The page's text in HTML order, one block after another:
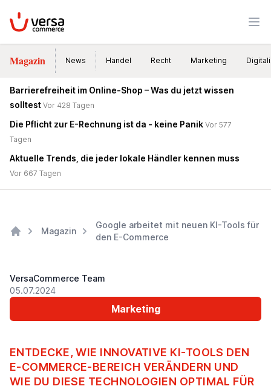
VersaCommerce
Magazin News Handel Recht Marketing
Barrierefreiheit im Online-Shop – Was du jetzt wissen
solltest Vor 428 Tagen
Die Pflicht zur E-Rechnung ist da - keine Panik Vor 577
Tagen
Aktuelle Trends, die jeder lokale Händler kennen muss
Vor 667 Tagen
Magazin
Google arbeitet mit neuen KI-Tools für
den E-Commerce
Marketing
VersaCommerce Team
05.07.2024
ENTDECKE, WIE INNOVATIVE KI-TOOLS DEN
E-COMMERCE-BEREICH VERÄNDERN UND
WIE DU DIESE TECHNOLOGIEN OPTIMAL FÜR